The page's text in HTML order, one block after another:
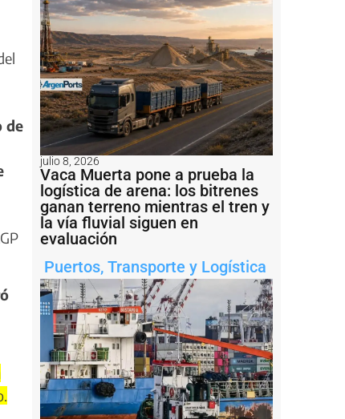
de
julio 8, 2026
Vaca Muerta pone a prueba la
logística de arena: los bitrenes
ganan terreno mientras el tren y
la vía fluvial siguen en
evaluación
Puertos, Transporte y Logística